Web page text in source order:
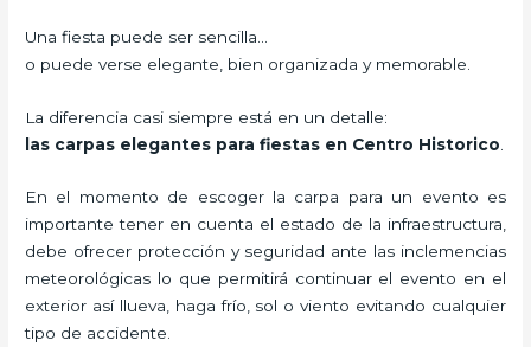
Una fiesta puede ser sencilla…
o puede verse elegante, bien organizada y memorable.
La diferencia casi siempre está en un detalle:
las carpas elegantes para fiestas en Centro Historico
En el momento de escoger la carpa para un evento es
importante tener en cuenta el estado de la infraestructura,
debe ofrecer protección y seguridad ante las inclemencias
meteorológicas lo que permitirá continuar el evento en el
exterior así llueva, haga frío, sol o viento evitando cualquier
tipo de accidente.